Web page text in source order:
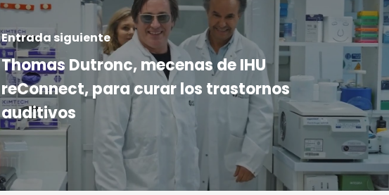
Entrada siguiente
Thomas Dutronc, mecenas de IHU
reConnect, para curar los trastornos
auditivos